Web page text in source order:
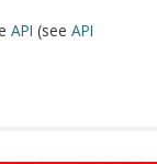
API (see API